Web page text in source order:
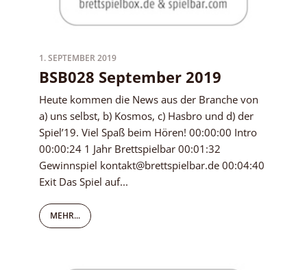
1. SEPTEMBER 2019
BSB028 September 2019
Heute kommen die News aus der Branche von
a) uns selbst, b) Kosmos, c) Hasbro und d) der
Spiel’19. Viel Spaß beim Hören! 00:00:00 Intro
00:00:24 1 Jahr Brettspielbar 00:01:32
Gewinnspiel kontakt@brettspielbar.de 00:04:40
Exit Das Spiel auf...
MEHR...